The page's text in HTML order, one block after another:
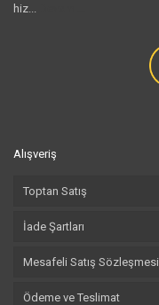
hiz...
Alışveriş
Toptan Satış
İade Şartları
Mesafeli Satış Sözleşmesi
Ödeme ve Teslimat